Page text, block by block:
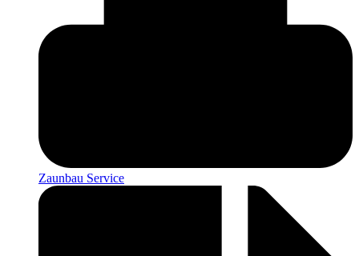
Zaunbau Service